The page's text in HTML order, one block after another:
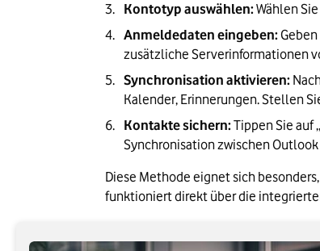
Kontotyp auswählen: Wählen
Anmeldedaten eingeben:
zusätzliche Serverinformationen
Synchronisation aktivieren:
Kalender, Erinnerungen. Stellen
Kontakte sichern: Tippen Sie auf
Synchronisation zwischen
Diese Methode eignet sich
funktioniert direkt über die